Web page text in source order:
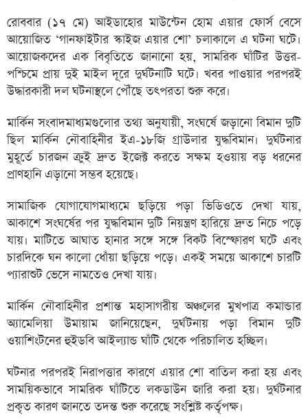
রোববার (১৭ মে) আইডাহোর মাউন্টেন হোম এয়ার ফোর্স বেসে
আয়োজিত ‘গানফাইটার স্কাইজ এয়ার শো’ চলাকালে এ ঘটনা ঘটে।
আয়োজকদের এক বিবৃতিতে জানানো হয়, সামরিক ঘাঁটির উত্তর-
পশ্চিমে প্রায় দুই মাইল দূরে দুর্ঘটনাটি ঘটে। খবর পাওয়ার পরপরই
উদ্ধারকারী দল ঘটনাস্থলে পৌঁছে তৎপরতা শুরু করে।
মার্কিন সংবাদমাধ্যমগুলোর তথ্য অনুযায়ী, সংঘর্ষে জড়ানো বিমান দুটি
ছিল মার্কিন নৌবাহিনীর ইএ-১৮জি গ্রাউলার যুদ্ধবিমান। দুর্ঘটনার
মুহূর্তে চারজন ক্রুই দ্রুত ইজেক্ট করতে সক্ষম হওয়ায় বড় ধরনের
প্রাণহানি এড়ানো সম্ভব হয়েছে।
সামাজিক যোগাযোগমাধ্যমে ছড়িয়ে পড়া ভিডিওতে দেখা যায়,
আকাশে সংঘর্ষের পর যুদ্ধবিমান দুটি নিয়ন্ত্রণ হারিয়ে দ্রুত নিচে পড়ে
যায়। মাটিতে আঘাত হানার সঙ্গে সঙ্গে বিকট বিস্ফোরণ ঘটে এবং
চারদিকে ঘন কালো ধোঁয়া ছড়িয়ে পড়ে। একই সময়ে আকাশে চারটি
প্যারাশুট ভেসে নামতেও দেখা যায়।
মার্কিন নৌবাহিনীর প্রশান্ত মহাসাগরীয় অঞ্চলের মুখপাত্র কমান্ডার
অ্যামেলিয়া উমায়াম জানিয়েছেন, দুর্ঘটনায় পড়া বিমান দুটি
ওয়াশিংটনের হুইডবি আইল্যান্ড ঘাঁটি থেকে পরিচালিত হচ্ছিল।
ঘটনার পরপরই নিরাপত্তার কারণে এয়ার শো বাতিল করা হয় এবং
সাময়িকভাবে সামরিক ঘাঁটিতে লকডাউন জারি করা হয়। দুর্ঘটনার
প্রকৃত কারণ জানতে তদন্ত শুরু করেছে সংশ্লিষ্ট কর্তৃপক্ষ।